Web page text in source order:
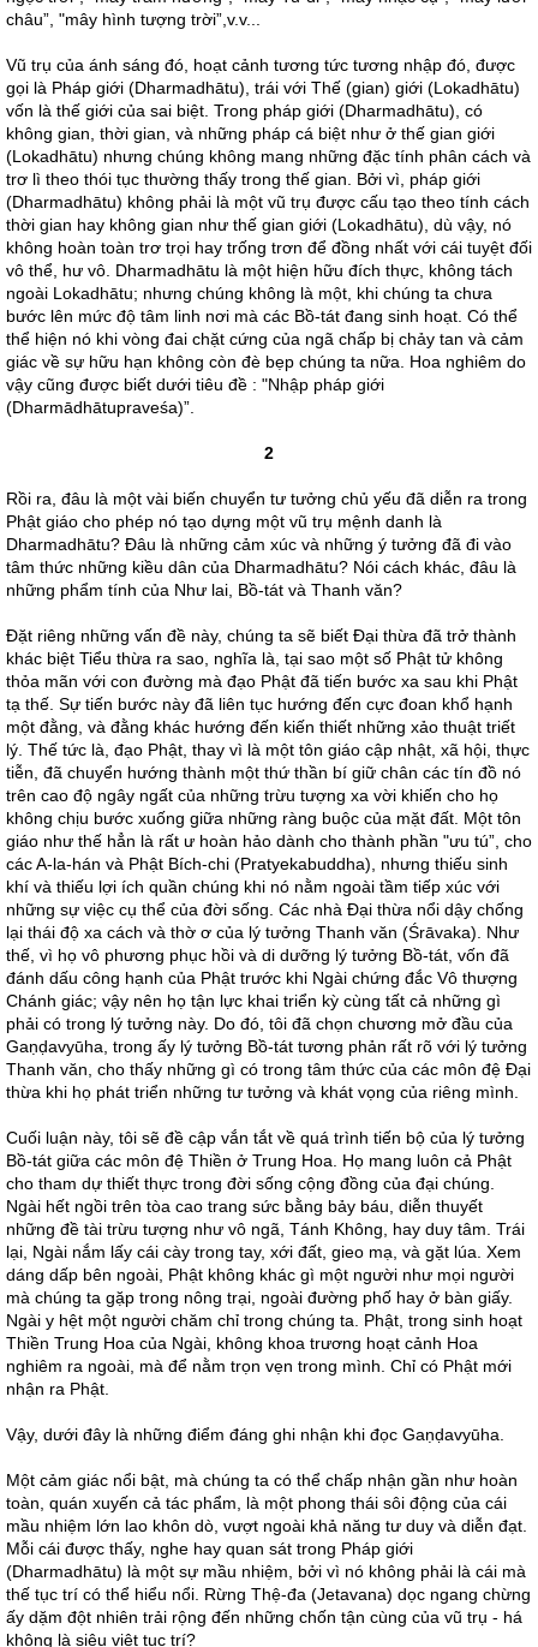
châu”, "mây hình tượng trời”,v.v...
Vũ trụ của ánh sáng đó, hoạt cảnh tương tức tương nhập đó, được
gọi là Pháp giới (Dharmadhātu), trái với Thế (gian) giới (Lokadhātu)
vốn là thế giới của sai biệt. Trong pháp giới (Dharmadhātu), có
không gian, thời gian, và những pháp cá biệt như ở thế gian giới
(Lokadhātu) nhưng chúng không mang những đặc tính phân cách và
trơ lì theo thói tục thường thấy trong thế gian. Bởi vì, pháp giới
(Dharmadhātu) không phải là một vũ trụ được cấu tạo theo tính cách
thời gian hay không gian như thế gian giới (Lokadhātu), dù vậy, nó
không hoàn toàn trơ trọi hay trống trơn để đồng nhất với cái tuyệt đối
vô thể, hư vô. Dharmadhātu là một hiện hữu đích thực, không tách
ngoài Lokadhātu; nhưng chúng không là một, khi chúng ta chưa
bước lên mức độ tâm linh nơi mà các Bồ-tát đang sinh hoạt. Có thể
thể hiện nó khi vòng đai chặt cứng của ngã chấp bị chảy tan và cảm
giác về sự hữu hạn không còn đè bẹp chúng ta nữa. Hoa nghiêm do
vậy cũng được biết dưới tiêu đề : "Nhập pháp giới
(Dharmādhātupraveśa)”.
2
Rồi ra, đâu là một vài biến chuyển tư tưởng chủ yếu đã diễn ra trong
Phật giáo cho phép nó tạo dựng một vũ trụ mệnh danh là
Dharmadhātu? Đâu là những cảm xúc và những ý tưởng đã đi vào
tâm thức những kiều dân của Dharmadhātu? Nói cách khác, đâu là
những phẩm tính của Như lai, Bồ-tát và Thanh văn?
Đặt riêng những vấn đề này, chúng ta sẽ biết Đại thừa đã trở thành
khác biệt Tiểu thừa ra sao, nghĩa là, tại sao một số Phật tử không
thỏa mãn với con đường mà đạo Phật đã tiến bước xa sau khi Phật
tạ thế. Sự tiến bước này đã liên tục hướng đến cực đoan khổ hạnh
một đằng, và đằng khác hướng đến kiến thiết những xảo thuật triết
lý. Thế tức là, đạo Phật, thay vì là một tôn giáo cập nhật, xã hội, thực
tiễn, đã chuyển hướng thành một thứ thần bí giữ chân các tín đồ nó
trên cao độ ngây ngất của những trừu tượng xa vời khiến cho họ
không chịu bước xuống giữa những ràng buộc của mặt đất. Một tôn
giáo như thế hẳn là rất ư hoàn hảo dành cho thành phần "ưu tú”, cho
các A-la-hán và Phật Bích-chi (Pratyekabuddha), nhưng thiếu sinh
khí và thiếu lợi ích quần chúng khi nó nằm ngoài tầm tiếp xúc với
những sự việc cụ thể của đời sống. Các nhà Đại thừa nổi dậy chống
lại thái độ xa cách và thờ ơ của lý tưởng Thanh văn (Śrāvaka). Như
thế, vì họ vô phương phục hồi và di dưỡng lý tưởng Bồ-tát, vốn đã
đánh dấu công hạnh của Phật trước khi Ngài chứng đắc Vô thượng
Chánh giác; vậy nên họ tận lực khai triển kỳ cùng tất cả những gì
phải có trong lý tưởng này. Do đó, tôi đã chọn chương mở đầu của
Gaṇḍavyūha, trong ấy lý tưởng Bồ-tát tương phản rất rõ với lý tưởng
Thanh văn, cho thấy những gì có trong tâm thức của các môn đệ Đại
thừa khi họ phát triển những tư tưởng và khát vọng của riêng mình.
Cuối luận này, tôi sẽ đề cập vắn tắt về quá trình tiến bộ của lý tưởng
Bồ-tát giữa các môn đệ Thiền ở Trung Hoa. Họ mang luôn cả Phật
cho tham dự thiết thực trong đời sống cộng đồng của đại chúng.
Ngài hết ngồi trên tòa cao trang sức bằng bảy báu, diễn thuyết
những đề tài trừu tượng như vô ngã, Tánh Không, hay duy tâm. Trái
lại, Ngài nắm lấy cái cày trong tay, xới đất, gieo mạ, và gặt lúa. Xem
dáng dấp bên ngoài, Phật không khác gì một người như mọi người
mà chúng ta gặp trong nông trại, ngoài đường phố hay ở bàn giấy.
Ngài y hệt một người chăm chỉ trong chúng ta. Phật, trong sinh hoạt
Thiền Trung Hoa của Ngài, không khoa trương hoạt cảnh Hoa
nghiêm ra ngoài, mà để nằm trọn vẹn trong mình. Chỉ có Phật mới
nhận ra Phật.
Vậy, dưới đây là những điểm đáng ghi nhận khi đọc Gaṇḍavyūha.
Một cảm giác nổi bật, mà chúng ta có thể chấp nhận gần như hoàn
toàn, quán xuyến cả tác phẩm, là một phong thái sôi động của cái
mầu nhiệm lớn lao khôn dò, vượt ngoài khả năng tư duy và diễn đạt.
Mỗi cái được thấy, nghe hay quan sát trong Pháp giới
(Dharmadhātu) là một sự mầu nhiệm, bởi vì nó không phải là cái mà
thế tục trí có thể hiểu nổi. Rừng Thệ-đa (Jetavana) dọc ngang chừng
ấy dặm đột nhiên trải rộng đến những chốn tận cùng của vũ trụ - há
không là siêu việt tục trí?